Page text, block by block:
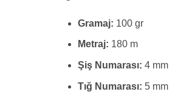
Gramaj: 100 gr
Metraj: 180 m
Şiş Numarası: 4 mm
Tığ Numarası: 5 mm